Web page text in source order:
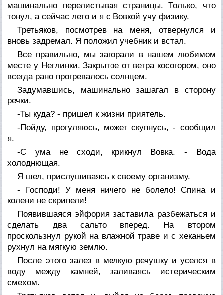
машинально перелистывая страницы. Только, что
тонул, а сейчас лето и я с Вовкой учу физику.
Третьяков, посмотрев на меня, отвернулся и
вновь задремал. Я положил учебник и встал.
Все правильно, мы загорали в нашем любимом
месте у Неглинки. Закрытое от ветра косогором, оно
всегда рано прогревалось солнцем.
Задумавшись, машинально зашагал в сторону
речки.
-Ты куда? - пришел к жизни приятель.
-Пойду, прогуляюсь, может скупнусь, - сообщил
я.
-С ума не сходи, крикнул Вовка. - Вода
холоднющая.
Я шел, прислушиваясь к своему организму.
- Господи! У меня ничего не болело! Спина и
колени не скрипели!
Появившаяся эйфория заставила разбежаться и
сделать два сальто вперед. На втором
проскользнул рукой на влажной траве и с хеканьем
рухнул на мягкую землю.
После этого залез в мелкую речушку и уселся в
воду между камней, заливаясь истерическим
смехом.